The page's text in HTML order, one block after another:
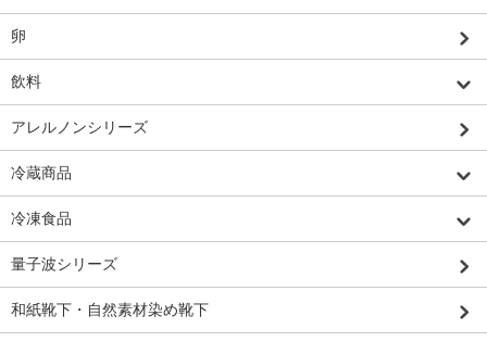
卵
飲料
アレルノンシリーズ
冷蔵商品
冷凍食品
量子波シリーズ
和紙靴下・自然素材染め靴下